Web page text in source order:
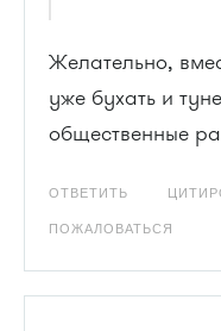
Желательно,
уже бухать и
общественные
ОТВЕТИТЬ
ПОЖАЛОВАТЬСЯ